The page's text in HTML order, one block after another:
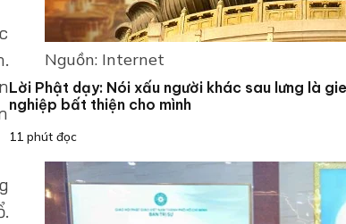
Nguồn: Internet
Lời Phật dạy: Nói xấu người khác sau lưng là
nghiệp bất thiện cho mình
11 phút đọc